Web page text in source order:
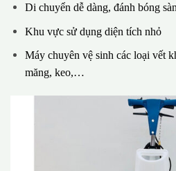
Di chuyển dễ dàng, đánh bóng
Khu vực sử dụng diện tích nhỏ
Máy chuyên vệ sinh các loại vết
măng, keo,…